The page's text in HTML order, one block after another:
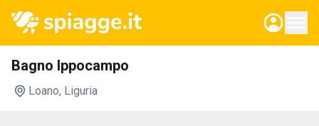
Bagno Ippocampo
Loano, Liguria